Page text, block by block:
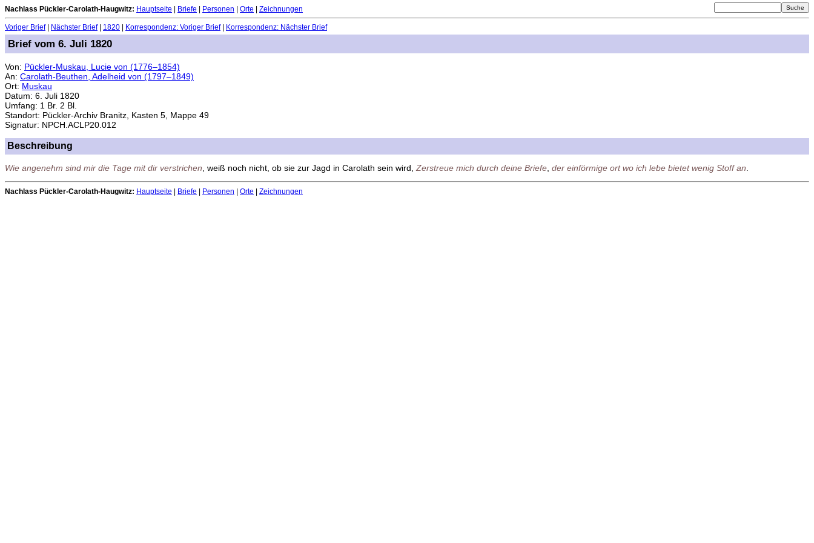
Nachlass Pückler-Carolath-Haugwitz: Hauptseite Briefe Personen Orte Zeichnungen
Voriger Brief| Nächster Brief| 1820 Korrespondenz: Voriger Brief| Korrespondenz: Nächster Brief
Brief vom 6. Juli 1820
Von: Pückler-Muskau, Lucie von (1776–1854)
An: Carolath-Beuthen, Adelheid von (1797–1849)
Ort: Muskau
Datum: 6. Juli 1820
Umfang: 1 Br. 2 Bl.
Standort: Pückler-Archiv Branitz, Kasten 5, Mappe 49
Signatur: NPCH.ACLP20.012
Beschreibung
Wie angenehm sind mir die Tage mit dir verstrichen , weiß noch nicht, ob sie zur Jagd in Carolath sein wird, Zerstreue mich durch deine Briefe der einförmige ort wo ich lebe bietet wenig Stoff an
Nachlass Pückler-Carolath-Haugwitz: Hauptseite | Briefe | Personen | Orte | Zeichnungen